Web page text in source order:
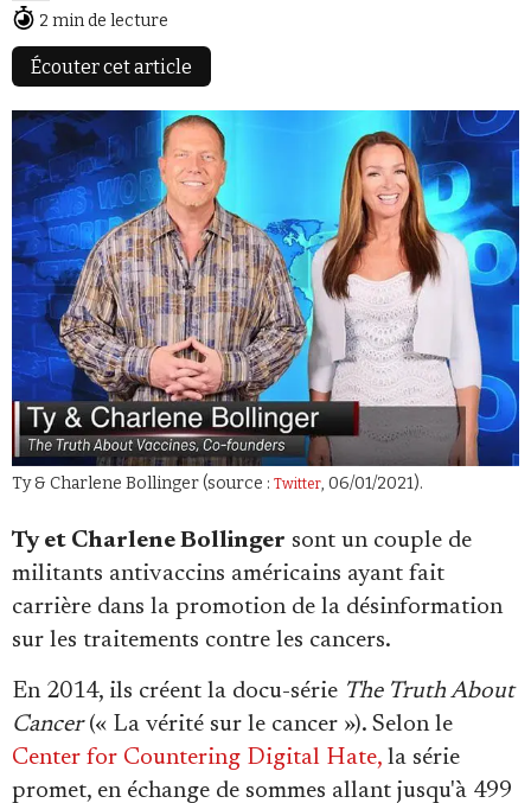
Faire un don
Demander à Vera
Se connecter
2 min de lecture
Écouter cet article
Ty & Charlene Bollinger (source : Twitter, 06/01/2021).
Ty et Charlene Bollinger sont un couple de
militants antivaccins américains ayant fait
carrière dans la promotion de la désinformation
sur les traitements contre les cancers.
En 2014, ils créent la docu-série The Truth About
Cancer(« La vérité sur le cancer »). Selon le
Center for Countering Digital Hate, la série
promet, en échange de sommes allant jusqu'à 499